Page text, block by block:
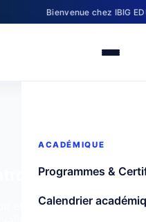
Bienvenue chez IBIG
ACADÉMIQUE
Programmes &
Calendrier
et de sélectionner une